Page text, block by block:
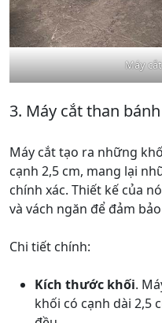
Máy
3. Máy cắt than
Máy cắt tạo ra những
cạnh 2,5 cm, mang lại
chính xác. Thiết kế của
và vách ngăn để đảm
Chi tiết chính:
Kích thước khối.
khối có cạnh dài 2,5